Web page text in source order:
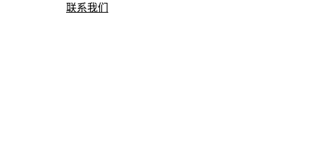
联系我们